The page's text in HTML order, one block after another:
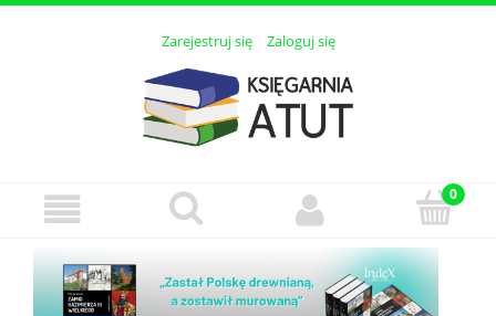
Zarejestruj się Zaloguj się